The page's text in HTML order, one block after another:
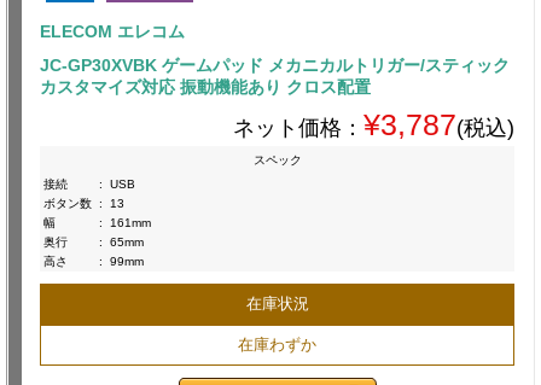
ELECOM エレコム
JC-GP30XVBK ゲームパッド メカニカルトリガー/スティック
カスタマイズ対応 振動機能あり クロス配置
ネット価格： ¥3,787(税込)
スペック
接続
:
USB
ボタン数 :
13
幅
:
161mm
奥行
:
65mm
高さ
: 99mm
在庫状況
在庫わずか